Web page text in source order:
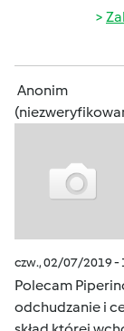
Anonim
czw., 02/07/2019 -
Polecam
odchudzanie i